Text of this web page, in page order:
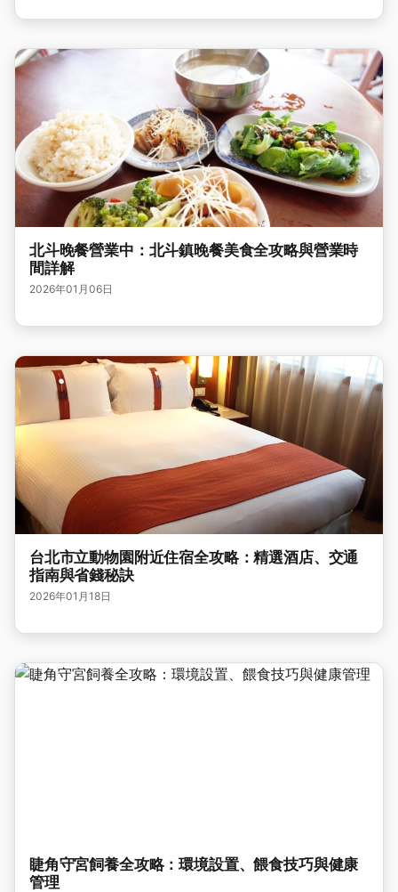
北斗晚餐營業中：北斗鎮晚餐美食全攻略與營業時
間詳解
2026年01月06日
台北市立動物園附近住宿全攻略：精選酒店、交通
指南與省錢秘訣
2026年01月18日
睫角守宮飼養全攻略：環境設置、餵食技巧與健康
管理